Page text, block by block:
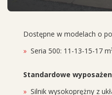
Dostępne w modelach o
Seria 500: 11-13-15-17
Standardowe
Silnik wysokoprężny z